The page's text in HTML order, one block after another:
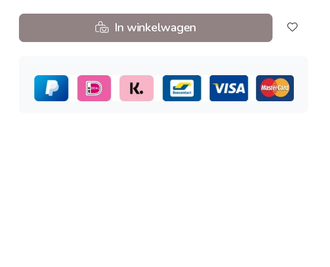
In winkelwagen